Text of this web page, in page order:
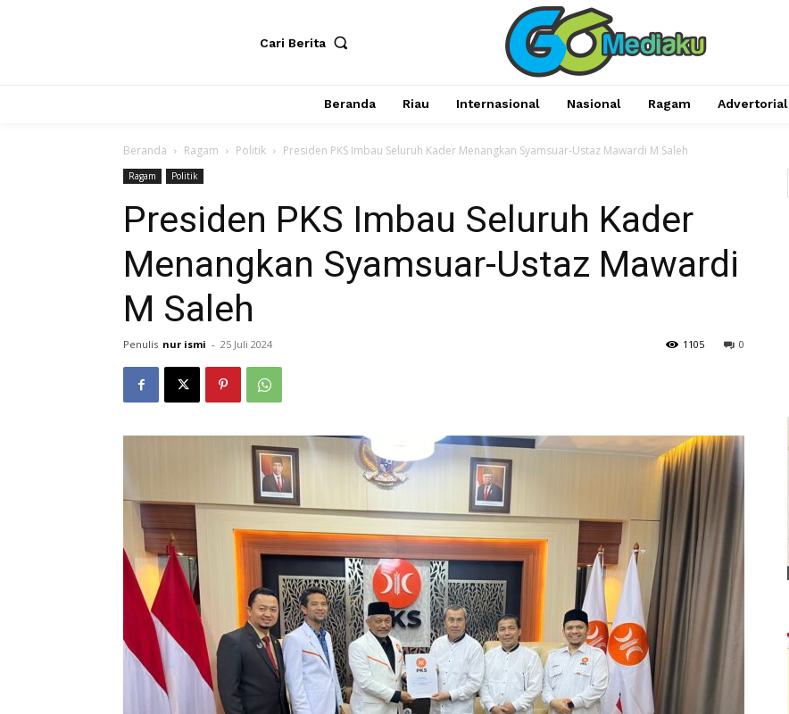
Cari Berita
Beranda Riau Internasional Nasional Ragam Advertorial
Beranda Ragam Politik Presiden PKS Imbau Seluruh Kader Menangkan Syamsuar-Ustaz Mawardi M Saleh
Ragam Politik
Presiden PKS Imbau Seluruh Kader
Menangkan Syamsuar-Ustaz Mawardi
M Saleh
Penulis nur ismi - 25 Juli 2024 0
1105